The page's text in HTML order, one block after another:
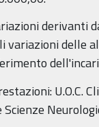
derivanti
variazioni delle
U.O.C.